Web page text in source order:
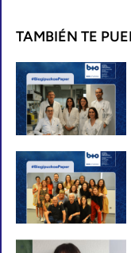
TAMBIÉN TE